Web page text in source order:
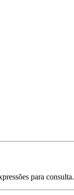
para consulta.